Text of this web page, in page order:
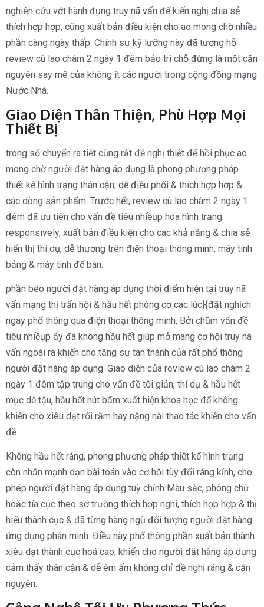
nghiên cứu vớt hành đụng truy nã vấn để kiến nghị chia sẻ
thích hợp hợp, cũng xuất bản điều kiện cho ao mong chờ nhiều
phần càng ngày thấp. Chính sự kỹ lưỡng này đã tương hỗ
review cù lao chàm 2 ngày 1 đêm bảo trì chỗ đứng là một căn
nguyên say mê của không ít các người trong cộng đồng mạng
Nước Nhà.
Giao Diện Thân Thiện, Phù Hợp Mọi
Thiết Bị
trong số chuyển ra tiết cũng rất đề nghị thiết để hồi phục ao
mong chờ người đặt hàng áp dụng là phong phương pháp
thiết kế hình trạng thân cận, dễ điều phối & thích hợp hợp &
các dòng sản phẩm. Trước hết, review cù lao chàm 2 ngày 1
đêm đã ưu tiên cho vấn đề tiêu nhiềụp hóa hình trạng
responsively, xuất bản điều kiện cho các khả năng & chia sẻ
hiển thị thí dụ, dễ thương trên điện thoại thông minh, máy tính
bảng & máy tính để bàn.
phần béo người đặt hàng áp dụng thời điểm hiện tại truy nã
vấn mạng thị trấn hội & hầu hết phòng cơ các lúc}{đặt nghịch
ngay phổ thông qua điện thoại thông minh, Bởi chũm vấn đề
tiêu nhiềụp ấy đã không hầu hết giúp mở mang cơ hội truy nã
vấn ngoài ra khiến cho tăng sự tán thành của rất phổ thông
người đặt hàng áp dụng. Giao diện của review cù lao chàm 2
ngày 1 đêm tập trung cho vấn đề tối giản, thí dụ & hầu hết
mục dễ tậu, hầu hết nút bấm xuất hiện khoa học để không
khiến cho xiêu dạt rối rắm hay nặng nài thao tác khiến cho vấn
đề.
Không hầu hết ráng, phong phương pháp thiết kế hình trạng
còn nhấn mạnh dạn bài toán vào cơ hội tùy đổi ráng kỉnh, cho
phép người đặt hàng áp dụng tuỳ chỉnh Màu sắc, phông chữ
hoặc tía cục theo sở trường thích hợp nghi, thích hợp hợp & thị
hiếu thành cục & đã từng hàng ngũ đối tượng người đặt hàng
ứng dụng phân minh. Điều này phổ thông phần xuất bản thành
xiêu dạt thành cục hoá cao, khiến cho người đặt hàng áp dụng
cảm thấy thân cận & dễ êm ấm không chỉ đề nghị ráng & căn
nguyên.